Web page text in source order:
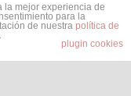
la mejor experiencia de
para la
de nuestra política de
plugin cookies